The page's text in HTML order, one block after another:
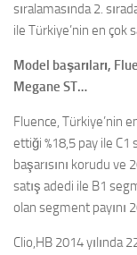
sıralamasında 2.
ile Türkiye’nin en çok
Model başarıları,
Megane ST…
Fluence, Türkiye’nin
ettiği %18,5 pay ile
başarısını korudu ve
satış adedi ile B1
olan segment payını
Clio,HB 2014 yılında